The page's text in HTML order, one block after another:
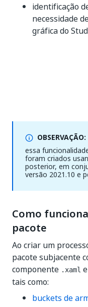
identificação
necessidade
gráfica do
OBSERVAÇÃO:
essa
foram criados
posterior, em
versão 2021.10 e
Como
pacote
Ao criar um
pacote subjacente
componente .xaml
tais como:
buckets de